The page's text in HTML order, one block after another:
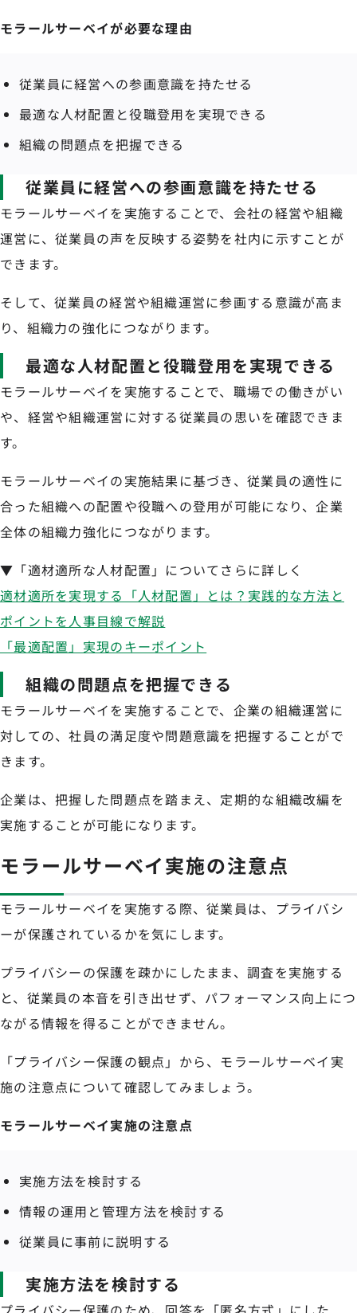
モラールサーベイが必要な理由
従業員に経営への参画意識を持たせる
最適な人材配置と役職登用を実現できる
組織の問題点を把握できる
従業員に経営への参画意識を持たせる
モラールサーベイを実施することで、会社の経営や組織
運営に、従業員の声を反映する姿勢を社内に示すことが
できます。
そして、従業員の経営や組織運営に参画する意識が高ま
り、組織力の強化につながります。
最適な人材配置と役職登用を実現できる
モラールサーベイを実施することで、職場での働きがい
や、経営や組織運営に対する従業員の思いを確認できま
す。
モラールサーベイの実施結果に基づき、従業員の適性に
合った組織への配置や役職への登用が可能になり、企業
全体の組織力強化につながります。
▼「適材適所な人材配置」についてさらに詳しく
適材適所を実現する「人材配置」とは？実践的な方法と
ポイントを人事目線で解説
「最適配置」実現のキーポイント
組織の問題点を把握できる
モラールサーベイを実施することで、企業の組織運営に
対しての、社員の満足度や問題意識を把握することがで
きます。
企業は、把握した問題点を踏まえ、定期的な組織改編を
実施することが可能になります。
モラールサーベイ実施の注意点
モラールサーベイを実施する際、従業員は、プライバシ
ーが保護されているかを気にします。
プライバシーの保護を疎かにしたまま、調査を実施する
と、従業員の本音を引き出せず、パフォーマンス向上につ
ながる情報を得ることができません。
「プライバシー保護の観点」から、モラールサーベイ実
施の注意点について確認してみましょう。
モラールサーベイ実施の注意点
実施方法を検討する
情報の運用と管理方法を検討する
従業員に事前に説明する
実施方法を検討する